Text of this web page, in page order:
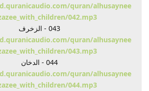
quran/alhusaynee
042.mp3
043 - الزخرف
quran/alhusaynee
043.mp3
044 - الدخان
quran/alhusaynee
044.mp3